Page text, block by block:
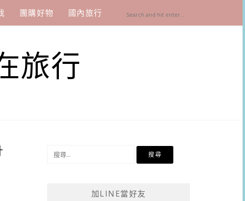
團購好物 國內旅行
旅行
加LINE當好友